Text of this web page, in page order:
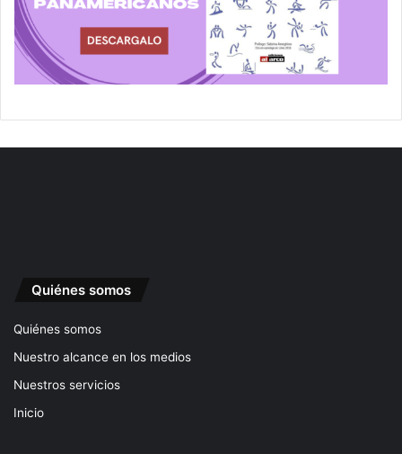
Quiénes somos
Quiénes somos
Nuestro alcance en los medios
Nuestros servicios
Inicio